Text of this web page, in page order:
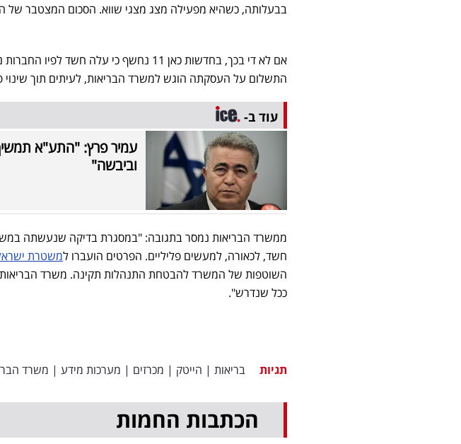
בבעלותה, כשהיא מפעילה מצג מצגי שווא. הסכום המצטבר של
אם לא די בכך, בחדשות כאן 11 נחשף כי עלה
התשלום על העסקתה הוגש למשרד הבריאות, לעיתים תוך
עוד ב-
עמיר פרץ: "התע"א
וביבשה"
ממשרד הבריאות נמסר בתגובה: "במסגרת בדיקה שנעשתה
חשד, לכאורה, למעשים פליליים. הפרטים הועברו למשטרת
השוטפות של המשרד להבטחת התנהלות תקינה. משרד הבריאות
ככל שנדרש".
תגיות בריאות | הייטק | מכרזים | מערכות מידע | משרד
הכתבות החמות